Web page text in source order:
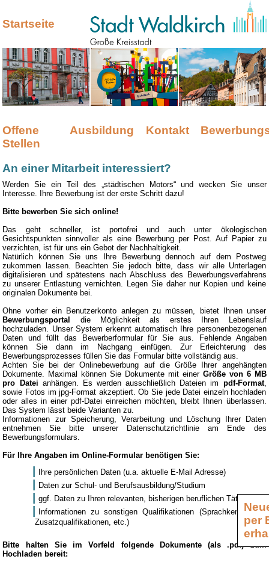
Startseite
Offene
Stellen
Ausbildung Kontakt
An einer Mitarbeit interessiert?
Werden Sie ein Teil des „städtischen Motors“ und wecken Sie unser
Interesse. Ihre Bewerbung ist der erste Schritt dazu!
Bitte bewerben Sie sich online!
Das geht schneller, ist portofrei und auch unter ökologischen
Gesichtspunkten sinnvoller als eine Bewerbung per Post. Auf Papier zu
verzichten, ist für uns ein Gebot der Nachhaltigkeit.
Natürlich können Sie uns Ihre Bewerbung dennoch auf dem Postweg
zukommen lassen. Beachten Sie jedoch bitte, dass wir alle Unterlagen
digitalisieren und spätestens nach Abschluss des Bewerbungsverfahrens
zu unserer Entlastung vernichten. Legen Sie daher nur Kopien und keine
originalen Dokumente bei.
Ohne vorher ein Benutzerkonto anlegen zu müssen, bietet Ihnen unser
Bewerbungsportal
die Möglichkeit als erstes Ihren Lebenslauf
hochzuladen. Unser System erkennt automatisch Ihre personenbezogenen
Daten und füllt das Bewerberformular für Sie aus. Fehlende Angaben
können Sie dann im Nachgang einfügen. Zur Erleichterung des
Bewerbungsprozesses füllen Sie das Formular bitte vollständig aus.
Achten Sie bei der Onlinebewerbung auf die Größe Ihrer angehängten
Dokumente. Maximal können Sie Dokumente mit einer Größe von 6 MB
pro Datei anhängen. Es werden ausschließlich Dateien im pdf-Format,
sowie Fotos im jpg-Format akzeptiert. Ob Sie jede Datei einzeln hochladen
oder alles in einer pdf-Datei einreichen möchten, bleibt Ihnen überlassen.
Das System lässt beide Varianten zu.
Informationen zur Speicherung, Verarbeitung und Löschung Ihrer Daten
entnehmen Sie bitte unserer Datenschutzrichtlinie am Ende des
Bewerbungsformulars.
Für Ihre Angaben im Online-Formular benötigen Sie:
Ihre persönlichen Daten (u.a. aktuelle E-Mail Adresse)
Daten zur Schul- und Berufsausbildung/Studium
ggf. Daten zu Ihren relevanten, bisherigen beruflichen Tätigkeiten
Informationen zu sonstigen Qualifikationen (Sprachkenntnisse,
Zusatzqualifikationen, etc.)
Bitte halten Sie im Vorfeld folgende Dokumente (als .pdf) zum
Hochladen bereit:
per